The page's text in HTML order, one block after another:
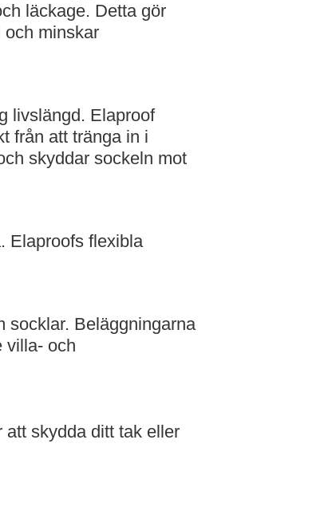
läckage. Detta gör
och minskar
livslängd. Elaproof
från att tränga in i
skyddar sockeln mot
Elaproofs flexibla
socklar. Beläggningarna
villa- och
att skydda ditt tak eller